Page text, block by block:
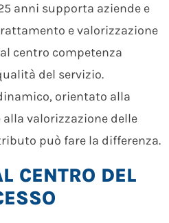
anni supporta aziende e
e valorizzazione
centro competenza
del servizio.
orientato alla
valorizzazione delle
può fare la differenza.
CENTRO DEL